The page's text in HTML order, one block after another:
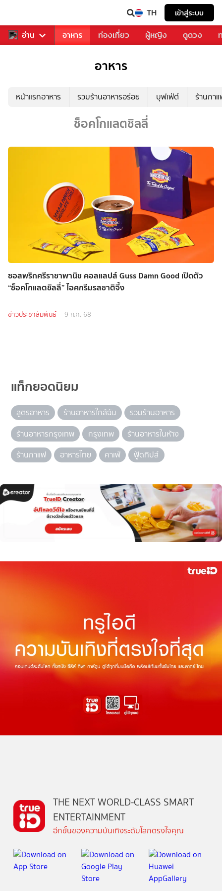
TH เข้าสู่ระบบ
อ่าน
รวงการเพลง อาหาร ท่องเที่ยว ผู้หญิง ดูดวง
อาหาร
หน้าแรกอาหาร รวมร้านอาหารอร่อย บุฟเฟ่ต์ ร้านกา
ช็อคโกแลตชิลลี่
ซอสพริกศรีราชาพานิช คอลแลปส์ Guss Damn Good เปิดตัว
“ช็อคโกแลตชิลลี่” ไอศกรีมรสชาติจึ้ง
ข่าวประชาสัมพันธ์ 9 ก.ค. 68
แท็กยอดนิยม
สูตรอาหาร ร้านอาหารใกล้ฉัน
รวมร้านอาหาร
ร้านอาหารกรุงเทพ
กรุงเทพ
ร้านอาหารในห้าง
ร้านกาแฟ
อาหารไทย คาเฟ่ ฟู้ดทิปส์
THE NEXT WORLD-CLASS SMART
ENTERTAINMENT
อีกขั้นของความบันเทิงระดับโลกตรงใจคุณ